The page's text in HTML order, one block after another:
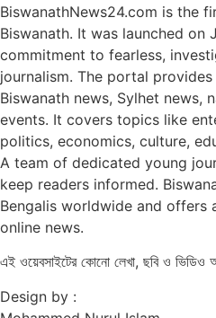
BiswanathNews24.com is the
Biswanath. It was launched on
commitment to fearless,
journalism. The portal
Biswanath news, Sylhet news,
events. It covers topics like
politics, economics, culture,
A team of dedicated young
keep readers informed.
Bengalis worldwide and offers
online news.
এই ওয়েবসাইটের কোনো লেখা, ছবি ও ভিডিও
Design by :